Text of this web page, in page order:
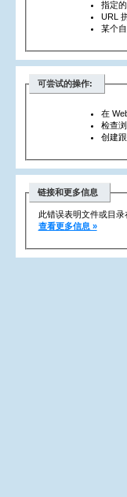
指定
URL
某个
可尝试的操作:
在
检查浏
创建
链接和更多信息
此错误表明文件或目录
查看更多信息 »